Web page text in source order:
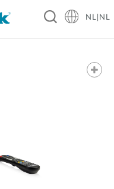
NL|NL